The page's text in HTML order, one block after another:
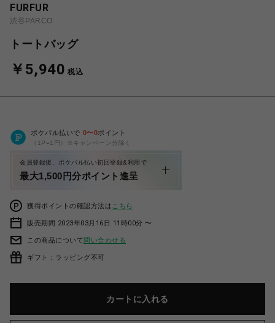
FURFUR
渋谷PARCO
トートバッグ
￥5,940 税込
ポケパル払いで 0〜0ポイント
（1P=1円）※キャンペーン分除く
会員登録後、ポケパル払い初回登録&利用で
最大1,500円分ポイント進呈
獲得ポイントの確認方法は こちら
販売期間 2023年03月16日 11時00分 〜
この商品について問い合わせる
ギフト：ラッピング不可
カートに入れる